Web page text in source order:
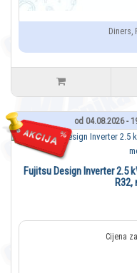
Diners,
od 04.08.2026 -
Fujitsu Design Inverter 2.5